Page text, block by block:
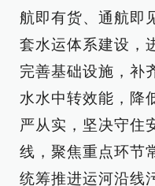
航即有货、通航即
套水运体系建设，
完善基础设施，补
水水中转效能，降
严从实，坚决守住
线，聚焦重点环节
统筹推进运河沿线